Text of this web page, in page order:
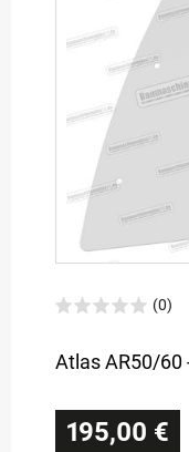
(0)
Atlas AR50/60
195,00 €